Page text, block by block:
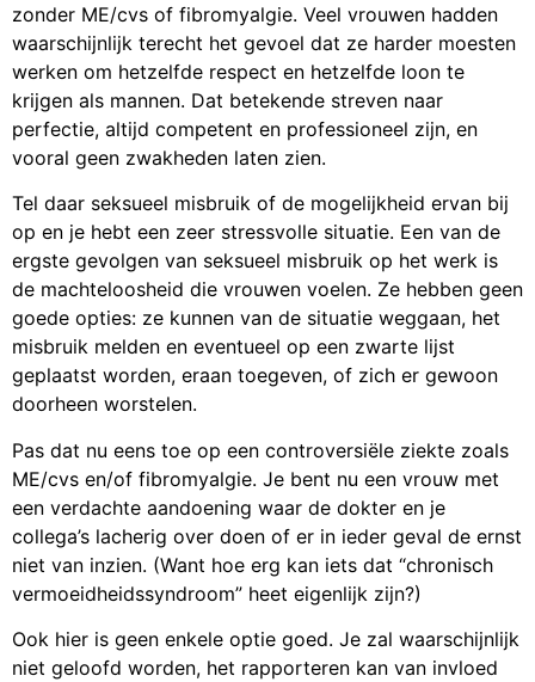
zonder ME/cvs of fibromyalgie. Veel vrouwen hadden
waarschijnlijk terecht het gevoel dat ze harder moesten
werken om hetzelfde respect en hetzelfde loon te
krijgen als mannen. Dat betekende streven naar
perfectie, altijd competent en professioneel zijn, en
vooral geen zwakheden laten zien.
Tel daar seksueel misbruik of de mogelijkheid ervan bij
op en je hebt een zeer stressvolle situatie. Een van de
ergste gevolgen van seksueel misbruik op het werk is
de machteloosheid die vrouwen voelen. Ze hebben geen
goede opties: ze kunnen van de situatie weggaan, het
misbruik melden en eventueel op een zwarte lijst
geplaatst worden, eraan toegeven, of zich er gewoon
doorheen worstelen.
Pas dat nu eens toe op een controversiële ziekte zoals
ME/cvs en/of fibromyalgie. Je bent nu een vrouw met
een verdachte aandoening waar de dokter en je
collega’s lacherig over doen of er in ieder geval de ernst
niet van inzien. (Want hoe erg kan iets dat “chronisch
vermoeidheidssyndroom” heet eigenlijk zijn?)
Ook hier is geen enkele optie goed. Je zal waarschijnlijk
niet geloofd worden, het rapporteren kan van invloed